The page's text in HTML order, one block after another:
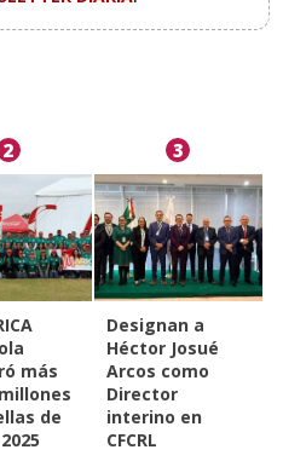
2
más
de
3
Designan a
Héctor Josué
Arcos como
Director
interino en
CFCRL